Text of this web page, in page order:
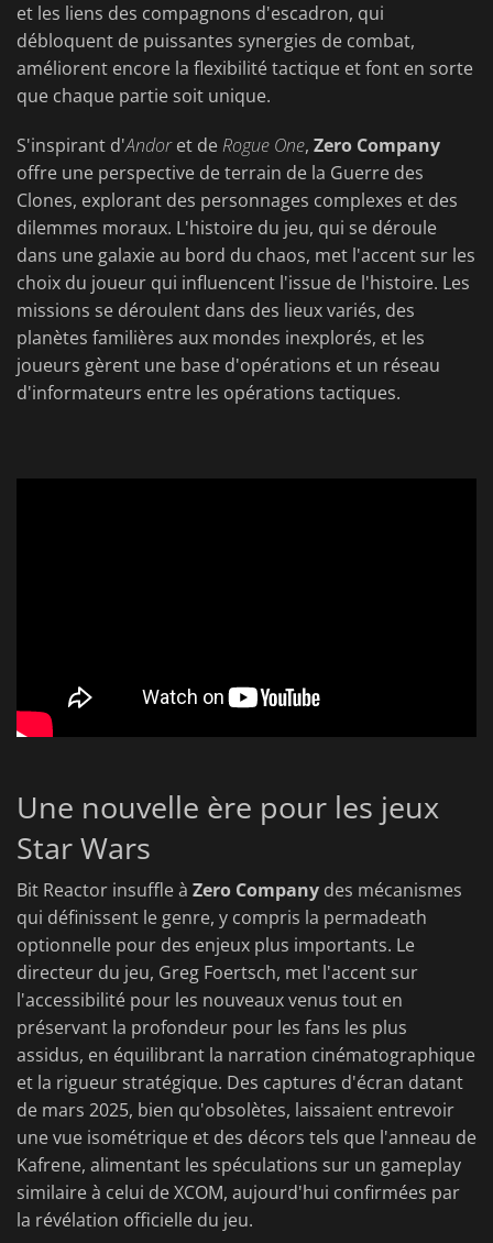
et les liens des compagnons d'escadron, qui
débloquent de puissantes synergies de combat,
améliorent encore la flexibilité tactique et font en sorte
que chaque partie soit unique.
S'inspirant d'Andoret deRogue One, Zero Company
offre une perspective de terrain de la Guerre des
Clones, explorant des personnages complexes et des
dilemmes moraux. L'histoire du jeu, qui se déroule
dans une galaxie au bord du chaos, met l'accent sur les
choix du joueur qui influencent l'issue de l'histoire. Les
missions se déroulent dans des lieux variés, des
planètes familières aux mondes inexplorés, et les
joueurs gèrent une base d'opérations et un réseau
d'informateurs entre les opérations tactiques.
Une nouvelle ère pour les jeux
Star Wars
Bit Reactor insuffle à Zero Company des mécanismes
qui définissent le genre, y compris la permadeath
optionnelle pour des enjeux plus importants. Le
directeur du jeu, Greg Foertsch, met l'accent sur
l'accessibilité pour les nouveaux venus tout en
préservant la profondeur pour les fans les plus
assidus, en équilibrant la narration cinématographique
et la rigueur stratégique. Des captures d'écran datant
de mars 2025, bien qu'obsolètes, laissaient entrevoir
une vue isométrique et des décors tels que l'anneau de
Kafrene, alimentant les spéculations sur un gameplay
similaire à celui de XCOM, aujourd'hui confirmées par
la révélation officielle du jeu.